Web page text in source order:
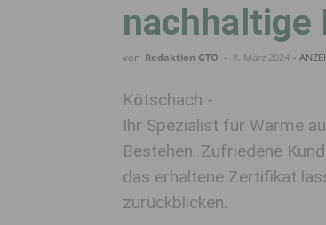
nachhaltige
von Redaktion GTO - 8. März 2024 -
Kötschach -
Ihr Spezialist für Wärme
Bestehen. Zufriedene
das erhaltene Zertifikat
zurückblicken.